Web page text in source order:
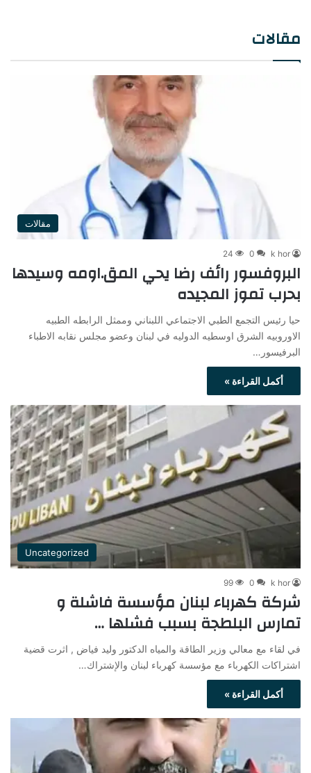
مقالات
مقالات
k hor
0
24
البروفسور رائف رضا يحي المق.اومه وسيدها
بحرب تموز المجيده
حيا رئيس التجمع الطبي الاجتماعي اللبناني وممثل الرابطه الطبيه
الاوروبيه الشرق اوسطيه الدوليه في لبنان وعضو مجلس نقابه الاطباء
البرفيسور…
أكمل القراءة »
Uncategorized
k hor
0
99
شركة كهرباء لبنان مؤسسة فاشلة و
تمارس البلطجة بسبب فشلها …
في لقاء مع معالي وزير الطاقة والمياه الدكتور وليد فياض , اثرت قضية
اشتراكات الكهرباء مع مؤسسة كهرباء لبنان والإشتراك…
أكمل القراءة »